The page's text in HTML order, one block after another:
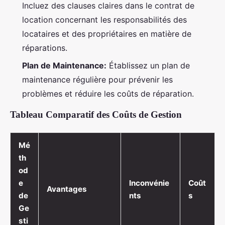
Incluez des clauses claires dans le contrat de
location concernant les responsabilités des
locataires et des propriétaires en matière de
réparations.
Plan de Maintenance: Établissez un plan de
maintenance régulière pour prévenir les
problèmes et réduire les coûts de réparation.
Tableau Comparatif des Coûts de Gestion
Mé
th
od
e
de
Ge
sti
Avantages
Inconvénie
nts
Coût
s